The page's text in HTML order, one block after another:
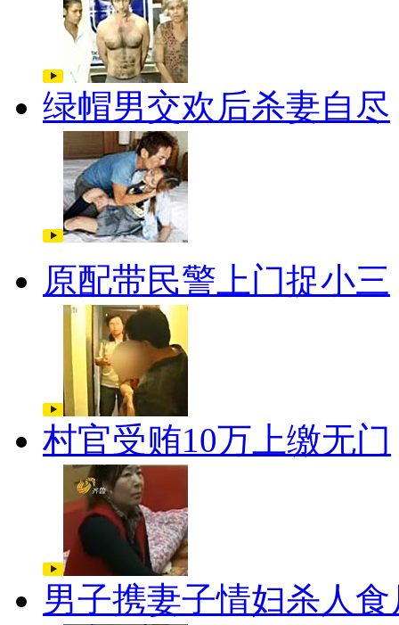
绿帽男交欢后杀妻自尽
原配带民警上门捉小三
村官受贿10万上缴无门
男子携妻子情妇杀人食